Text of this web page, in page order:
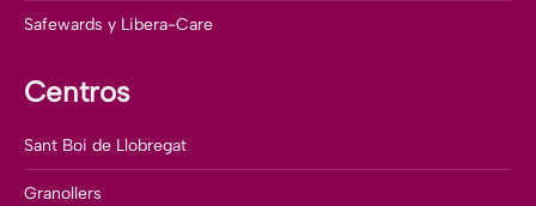
Safewards y Libera-Care
Centros
Sant Boi de Llobregat
Granollers